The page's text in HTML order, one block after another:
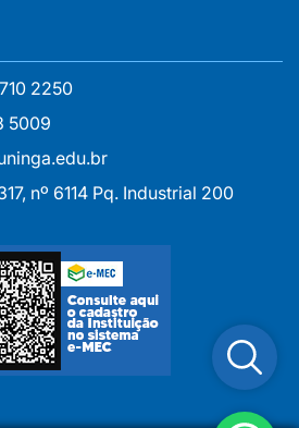
2250
5009
nº 6114 Pq. Industrial 200